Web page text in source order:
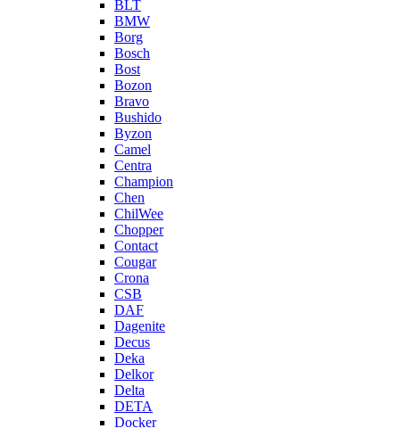
BLT
BMW
Borg
Bosch
Bost
Bozon
Bravo
Bushido
Byzon
Camel
Centra
Champion
Chen
ChilWee
Chopper
Contact
Cougar
Crona
CSB
DAF
Dagenite
Decus
Deka
Delkor
Delta
DETA
Docker